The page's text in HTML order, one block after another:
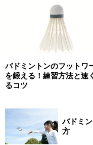
ていたりするのです。
また、「スマッシュ
バドミントンが得意
スを待つスタイル」
い方のために、どち
ラケットが多いのも特
バドミントンのフットワ
を鍛える！練習方法と速
るコツ
バドミ
方